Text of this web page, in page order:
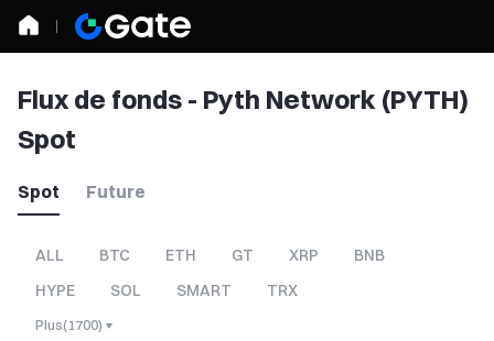
Flux de fonds - Pyth Network (PYTH)
Spot
Spot Future
ALL BTC ETH GT XRP
BNB
HYPE
SOL SMART TRX
Plus(1700)